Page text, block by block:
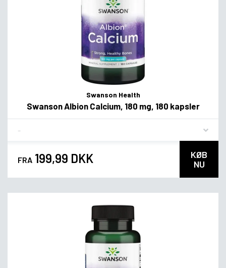
Swanson Health
Swanson Albion Calcium, 180 mg, 180 kapsler
FRA 199,99 DKK
KØB
NU